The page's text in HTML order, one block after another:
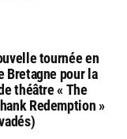
tournée en
Bretagne pour la
théâtre « The
Redemption »